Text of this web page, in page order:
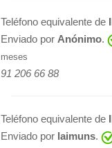
Teléfono equivalente de
Enviado por Anónimo.
meses
91 206 66 88
Teléfono equivalente de
Enviado por laimuns.